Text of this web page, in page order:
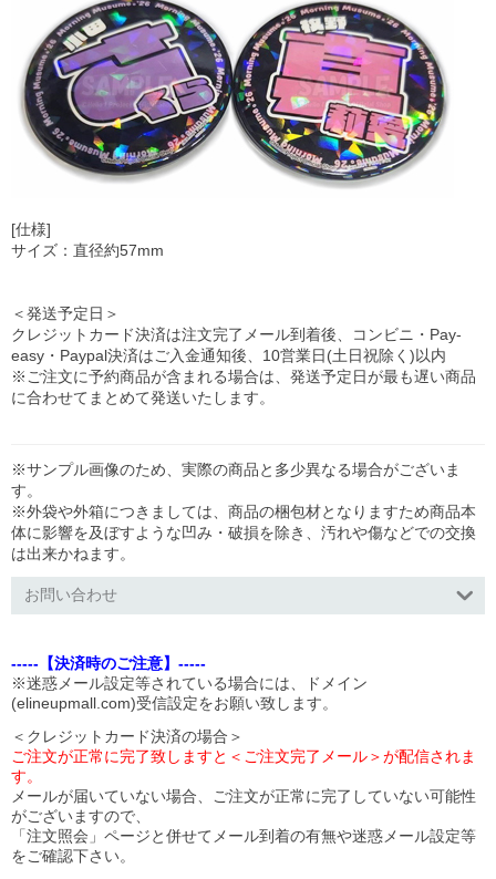
[仕様]
サイズ：直径約57mm
＜発送予定日＞
クレジットカード決済は注文完了メール到着後、コンビニ・Pay-
easy・Paypal決済はご入金通知後、10営業日(土日祝除く)以内
※ご注文に予約商品が含まれる場合は、発送予定日が最も遅い商品
に合わせてまとめて発送いたします。
※サンプル画像のため、実際の商品と多少異なる場合がございま
す。
※外袋や外箱につきましては、商品の梱包材となりますため商品本
体に影響を及ぼすような凹み・破損を除き、汚れや傷などでの交換
は出来かねます。
お問い合わせ
-----【決済時のご注意】-----
※迷惑メール設定等されている場合には、ドメイン
(elineupmall.com)受信設定をお願い致します。
＜クレジットカード決済の場合＞
ご注文が正常に完了致しますと＜ご注文完了メール＞が配信されま
す。
メールが届いていない場合、ご注文が正常に完了していない可能性
がございますので、
「注文照会」ページと併せてメール到着の有無や迷惑メール設定等
をご確認下さい。